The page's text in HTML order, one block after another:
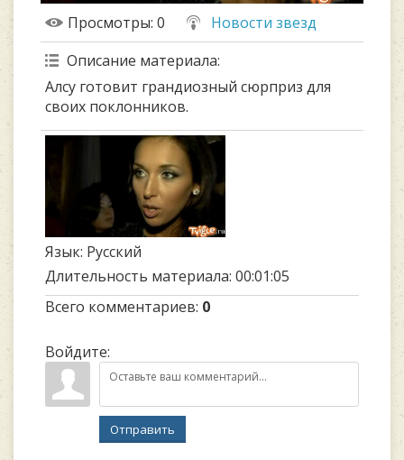
Просмотры: 0
Новости звезд
Описание материала:
Алсу готовит грандиозный сюрприз для
своих поклонников.
Язык: Русский
Длительность материала: 00:01:05
Всего комментариев: 0
Войдите:
Отправить